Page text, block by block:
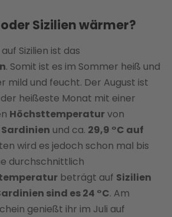
Sizilien wärmer?
Sizilien ist das
. Somit ist es im Sommer heiß und
mild und feucht. Der August ist
heißeste Monat mit einer
Höchsttemperaturvon
Sardinien und ca. 29,9 °C auf
wird es jedoch schon mal bis
durchschnittlich
beträgt auf Sizilien
sind es 24 °C. Am
genießt ihr im Juli auf